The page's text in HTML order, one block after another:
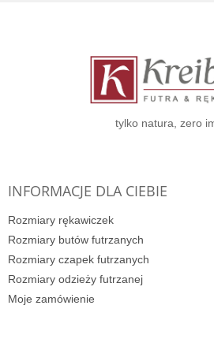
tylko natura, zero
INFORMACJE DLA CIEBIE
Rozmiary rękawiczek
Rozmiary butów futrzanych
Rozmiary czapek futrzanych
Rozmiary odzieży futrzanej
Moje zamówienie